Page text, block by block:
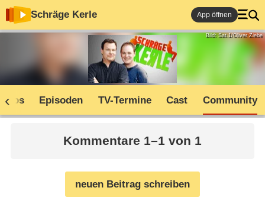
Schräge Kerle App öffnen
Bild: Sat.1/Oliver Ziebe
Infos Episoden TV-Termine Cast Community
Kommentare 1–1 von 1
neuen Beitrag schreiben